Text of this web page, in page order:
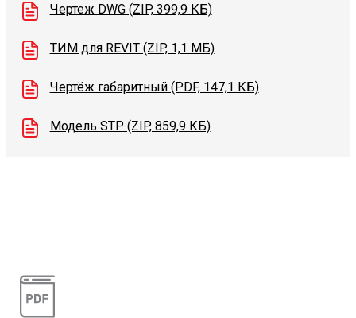
Чертеж DWG (ZIP, 399,9 КБ)
ТИМ для REVIT (ZIP, 1,1 МБ)
Чертёж габаритный (PDF, 147,1 КБ)
Модель STP (ZIP, 859,9 КБ)